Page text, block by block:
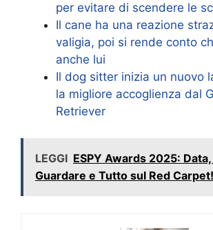
per evitare di scendere le
Il cane ha una reazione
valigia, poi si rende conto
anche lui
Il dog sitter inizia un nuovo
la migliore accoglienza dal
Retriever
LEGGI ESPY Awards 2025:
Guardare e Tutto sul Red Carpet!